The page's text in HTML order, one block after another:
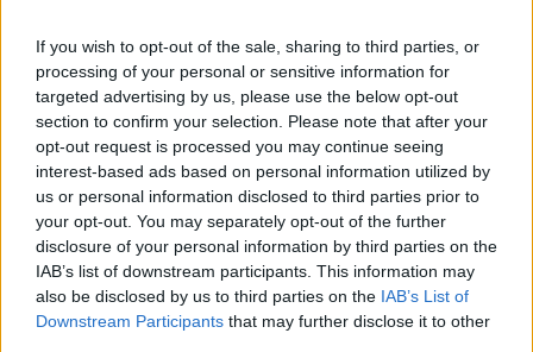
If you wish to opt-out of the sale, sharing to third parties, or
processing of your personal or sensitive information for
targeted advertising by us, please use the below opt-out
section to confirm your selection. Please note that after your
opt-out request is processed you may continue seeing
interest-based ads based on personal information utilized by
us or personal information disclosed to third parties prior to
your opt-out. You may separately opt-out of the further
disclosure of your personal information by third parties on the
IAB’s list of downstream participants. This information may
also be disclosed by us to third parties on the IAB’s List of
Downstream Participants that may further disclose it to other
Χατζηδάκης ξεκαθάρισε ότι η βούληση της
κυβέρνησης είναι να κηρυχθεί υποχρεωτική,
όπως έχει γίνει ήδη άλλωστε με την κλαδική
σύμβαση των ξενοδοχείων. «Θα είναι ένα
θετικό μήνυμα για τους εργαζόμενους, ένα
μήνυμα δικαιοσύνης», σημείωσε ο υπουργός.
Ζήτησε δε από τους εμπλεκόμενους
κοινωνικούς εταίρους να συνεργαστούν και
να εκπληρώσουν τις υποχρεώσεις που
προβλέπει ο νόμος προκειμένου να